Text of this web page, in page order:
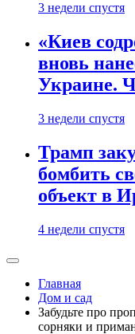
3 недели спустя
«Киев
вновь
Украине.
3 недели спустя
Трамп
бомбить
объект в
4 недели спустя
Главная
Дом и сад
Забудьте про
сорняки и